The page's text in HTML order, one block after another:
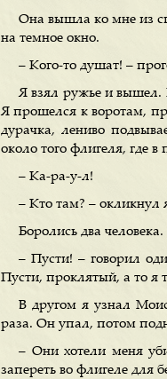
Она вышла ко мне из
на темное окно.
– Кого-то душат! –
Я взял ружье и вышел.
Я прошелся к воротам,
дурачка, лениво
около того флигеля, где
– Ка-ра-у-л!
– Кто там? – окликнул
Боролись два
– Пусти! – говорил
Пусти, проклятый, а то я
В другом я узнал
раза. Он упал, потом
– Они хотели меня
запереть во флигеле для